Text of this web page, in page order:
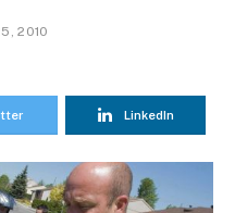
2010
LinkedIn